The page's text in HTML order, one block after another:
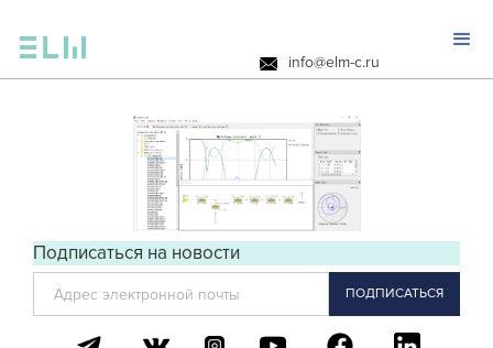
info@elm-c.ru
Подписаться на новости